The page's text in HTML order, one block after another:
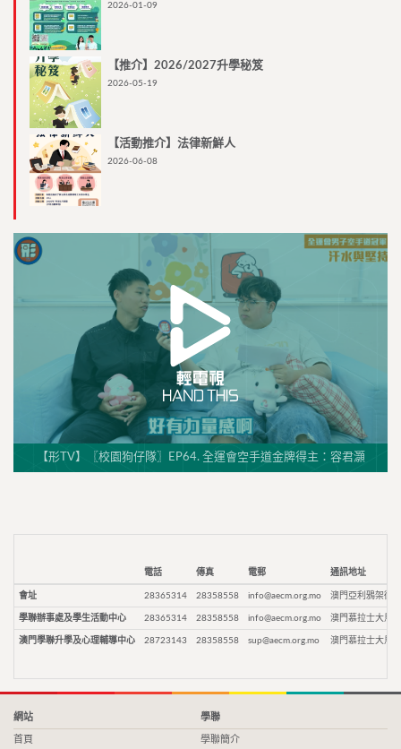
2026-01-09
【推介】2026/2027升學秘笈
2026-05-19
【活動推介】法律新鮮人
2026-06-08
【形TV】〖校園狗仔隊〗EP64. 全運會空手道金牌得主：容君灝
電話 傳真 電郵 通訊地址
會址 28365314 28358558 info@aecm.org.mo 澳門亞利鴉架街9
學聯辦事處及學生活動中心 28365314 28358558 info@aecm.org.mo 澳門慕拉士大馬
澳門學聯升學及心理輔導中心 28723143 28358558 sup@aecm.org.mo 澳門慕拉士大馬
網站
首頁
學聯
學聯簡介